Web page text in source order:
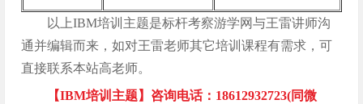
以上IBM培训主题是标杆考察游学网与王雷讲师沟
通并编辑而来，如对王雷老师其它培训课程有需求，可
直接联系本站高老师。
【IBM培训主题】咨询电话：18612932723(同微